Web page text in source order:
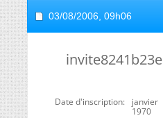
03/08/2006, 09h06
invite8241b23e
Date d'inscription
janvier
1970